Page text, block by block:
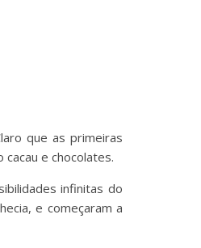
que as primeiras
e chocolates.
infinitas do
e começaram a